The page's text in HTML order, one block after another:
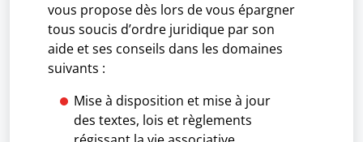
vous propose dès lors de vous épargner
tous soucis d’ordre juridique par son
aide et ses conseils dans les domaines
suivants :
Mise à disposition et mise à jour
des textes, lois et règlements